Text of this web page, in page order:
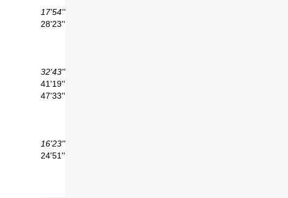
17'54''
28'23''
32'43''
41'19''
47'33''
16'23''
24'51''